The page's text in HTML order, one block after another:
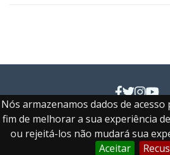
Nós armazenamos dados de
fim de melhorar a sua experiência
ou rejeitá-los não mudará sua
Aceitar
Faculdade de Arquitetura e